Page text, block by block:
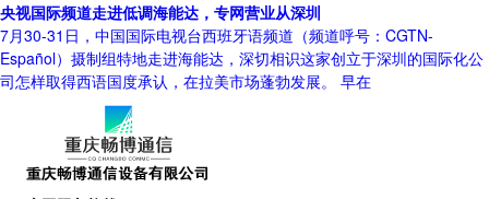
央视国际频道走进低调海能达，专网营业从深圳
7月30-31日，中国国际电视台西班牙语频道（频道呼号：CGTN-
Español）摄制组特地走进海能达，深切相识这家创立于深圳的国际化公
司怎样取得西语国度承认，在拉美市场蓬勃发展。 早在